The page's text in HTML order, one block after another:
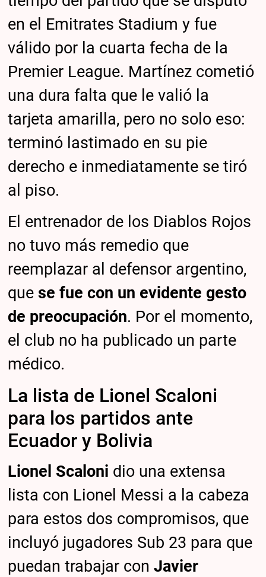
en el Emitrates Stadium y fue
válido por la cuarta fecha de la
Premier League. Martínez cometió
una dura falta que le valió la
tarjeta amarilla, pero no solo eso:
terminó lastimado en su pie
derecho e inmediatamente se tiró
al piso.
El entrenador de los Diablos Rojos
no tuvo más remedio que
reemplazar al defensor argentino,
quese fue con un evidente gesto
de preocupación. Por el momento,
el club no ha publicado un parte
médico.
La lista de Lionel Scaloni
para los partidos ante
Ecuador y Bolivia
Lionel Scaloni dio una extensa
lista con Lionel Messi a la cabeza
para estos dos compromisos, que
incluyó jugadores Sub 23 para que
puedan trabajar conJavier